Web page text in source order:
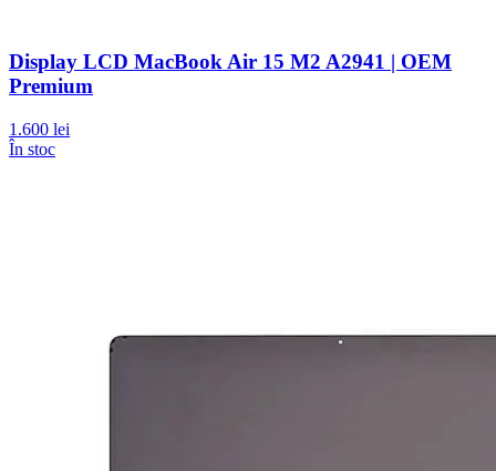
Display LCD MacBook Air 15 M2 A2941 | OEM
Premium
1.600 lei
În stoc